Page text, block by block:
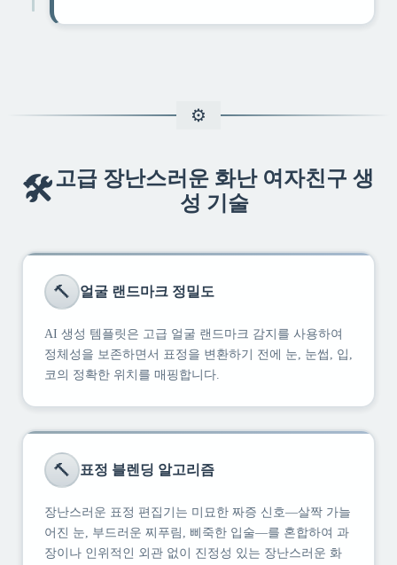
🛠️고급 장난스러운 화난 여자친구 생
성 기술
🔨 얼굴 랜드마크 정밀도
AI 생성 템플릿은 고급 얼굴 랜드마크 감지를 사용하여
정체성을 보존하면서 표정을 변환하기 전에 눈, 눈썹, 입,
코의 정확한 위치를 매핑합니다.
🔨 표정 블렌딩 알고리즘
장난스러운 표정 편집기는 미묘한 짜증 신호—살짝 가늘
어진 눈, 부드러운 찌푸림, 삐죽한 입술—를 혼합하여 과
장이나 인위적인 외관 없이 진정성 있는 장난스러운 화